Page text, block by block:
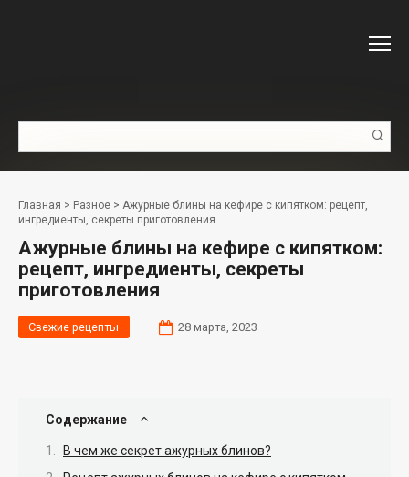
Главная > Разное > Ажурные блины на кефире с кипятком: рецепт,
ингредиенты, секреты приготовления
Ажурные блины на кефире с кипятком:
рецепт, ингредиенты, секреты
приготовления
Свежие рецепты 28 марта, 2023
Содержание
В чем же секрет ажурных блинов?